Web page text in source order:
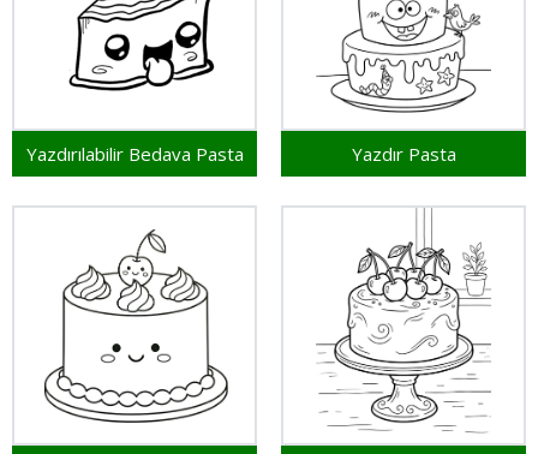
Yazdırılabilir Bedava Pasta Yazdır Pasta